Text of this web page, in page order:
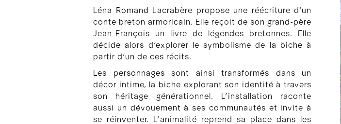
Léna Romand Lacrabère propose une réécriture d’un
conte breton armoricain. Elle reçoit de son grand-père
Jean-François un livre de légendes bretonnes. Elle
décide alors d’explorer le symbolisme de la biche à
partir d’un de ces récits.
Les personnages sont ainsi transformés dans un
décor intime, la biche explorant son identité à travers
son héritage générationnel. L’installation raconte
aussi un dévouement à ses communautés et invite à
se réinventer. L’animalité reprend sa place dans les